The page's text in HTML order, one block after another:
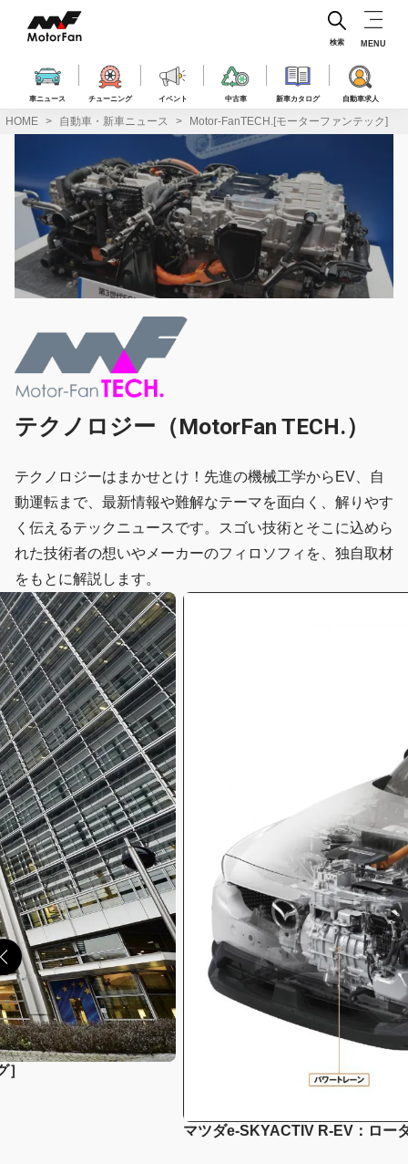
ス
車ニュース チューニング イベント 中古車 新車カタログ 自動車求人
検索 MENU
HOME 自動車・新車ニュース Motor-FanTECH.[モーターファンテック]
テクノロジー（MotorFan TECH.）
テクノロジーはまかせとけ！先進の機械工学からEV、自
動運転まで、最新情報や難解なテーマを面白く、解りやす
く伝えるテックニュースです。スゴい技術とそこに込めら
れた技術者の想いやメーカーのフィロソフィを、独自取材
をもとに解説します。
マツダe-SKYACTIV R-EV：ロー